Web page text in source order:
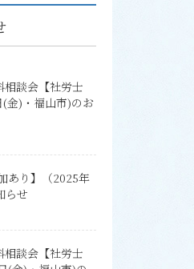
談会【社労士
金)・福山市)のお
あり】（2025年
らせ
談会【社労士